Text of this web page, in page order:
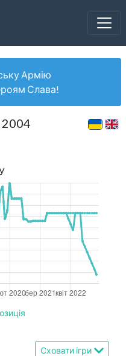
Армію
Слава!
Сховати ігри